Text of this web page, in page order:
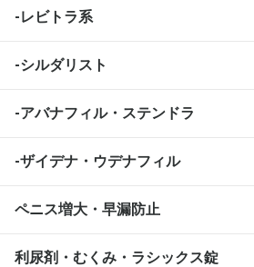
-レビトラ系
-シルダリスト
-アバナフィル・ステンドラ
-ザイデナ・ウデナフィル
ペニス増大・早漏防止
利尿剤・むくみ・ラシックス錠